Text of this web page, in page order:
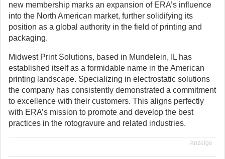
new membership marks an expansion of ERA’s influence
into the North American market, further solidifying its
position as a global authority in the field of printing and
packaging.
Midwest Print Solutions, based in Mundelein, IL has
established itself as a formidable name in the American
printing landscape. Specializing in electrostatic solutions
the company has consistently demonstrated a commitment
to excellence with their customers. This aligns perfectly
with ERA’s mission to promote and develop the best
practices in the rotogravure and related industries.
Anzeige